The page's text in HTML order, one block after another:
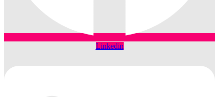
Linkedin